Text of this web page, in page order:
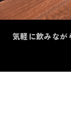
気軽に飲みなが